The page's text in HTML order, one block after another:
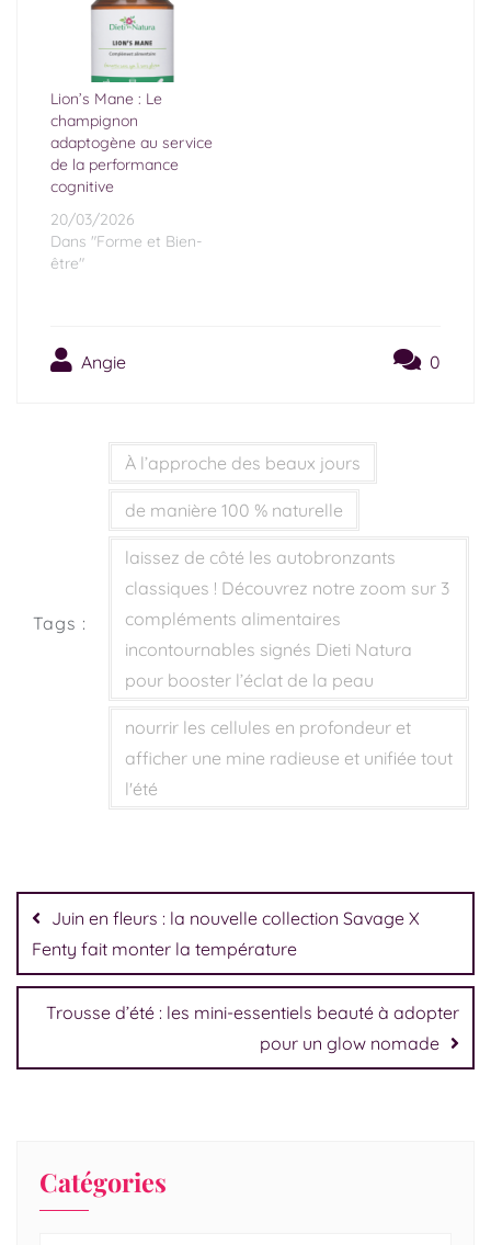
Lion’s Mane : Le
champignon
adaptogène au service
de la performance
cognitive
20/03/2026
Dans "Forme et Bien-
être"
Angie 0
Tags :
À l’approche des beaux jours
de manière 100 % naturelle
laissez de côté les autobronzants
classiques ! Découvrez notre zoom sur 3
compléments alimentaires
incontournables signés Dieti Natura
pour booster l’éclat de la peau
nourrir les cellules en profondeur et
afficher une mine radieuse et unifiée tout
l'été
Juin en fleurs : la nouvelle collection Savage X
Fenty fait monter la température
Trousse d’été : les mini-essentiels beauté à adopter
pour un glow nomade
Catégories